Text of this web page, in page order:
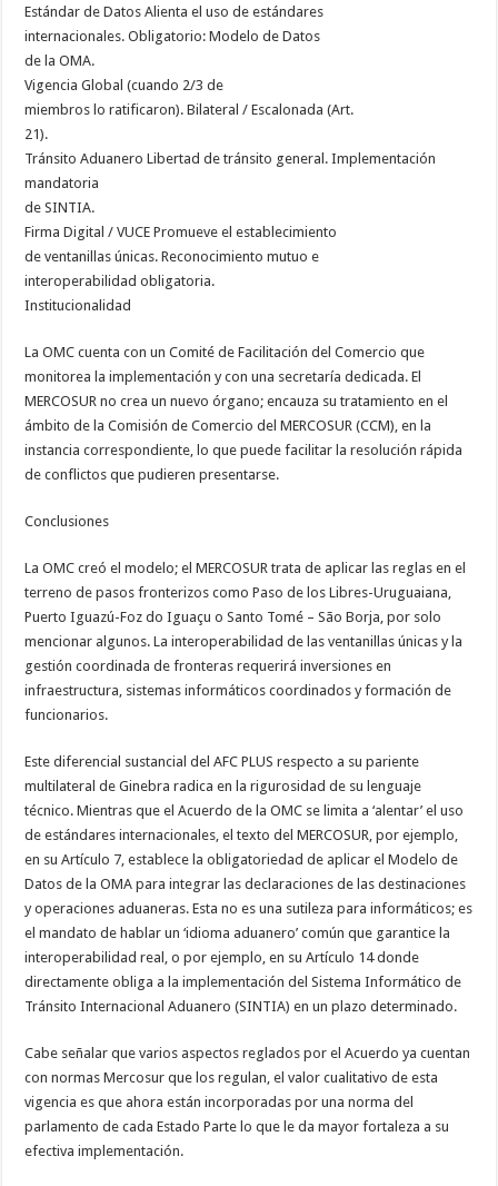
Estándar de Datos Alienta el uso de estándares
internacionales. Obligatorio: Modelo de Datos
de la OMA.
Vigencia Global (cuando 2/3 de
miembros lo ratificaron). Bilateral / Escalonada (Art.
21).
Tránsito Aduanero Libertad de tránsito general. Implementación
mandatoria
de SINTIA.
Firma Digital / VUCE Promueve el establecimiento
de ventanillas únicas. Reconocimiento mutuo e
interoperabilidad obligatoria.
Institucionalidad
La OMC cuenta con un Comité de Facilitación del Comercio que
monitorea la implementación y con una secretaría dedicada. El
MERCOSUR no crea un nuevo órgano; encauza su tratamiento en el
ámbito de la Comisión de Comercio del MERCOSUR (CCM), en la
instancia correspondiente, lo que puede facilitar la resolución rápida
de conflictos que pudieren presentarse.
Conclusiones
La OMC creó el modelo; el MERCOSUR trata de aplicar las reglas en el
terreno de pasos fronterizos como Paso de los Libres-Uruguaiana,
Puerto Iguazú-Foz do Iguaçu o Santo Tomé – São Borja, por solo
mencionar algunos. La interoperabilidad de las ventanillas únicas y la
gestión coordinada de fronteras requerirá inversiones en
infraestructura, sistemas informáticos coordinados y formación de
funcionarios.
Este diferencial sustancial del AFC PLUS respecto a su pariente
multilateral de Ginebra radica en la rigurosidad de su lenguaje
técnico. Mientras que el Acuerdo de la OMC se limita a ‘alentar’ el uso
de estándares internacionales, el texto del MERCOSUR, por ejemplo,
en su Artículo 7, establece la obligatoriedad de aplicar el Modelo de
Datos de la OMA para integrar las declaraciones de las destinaciones
y operaciones aduaneras. Esta no es una sutileza para informáticos; es
el mandato de hablar un ‘idioma aduanero’ común que garantice la
interoperabilidad real, o por ejemplo, en su Artículo 14 donde
directamente obliga a la implementación del Sistema Informático de
Tránsito Internacional Aduanero (SINTIA) en un plazo determinado.
Cabe señalar que varios aspectos reglados por el Acuerdo ya cuentan
con normas Mercosur que los regulan, el valor cualitativo de esta
vigencia es que ahora están incorporadas por una norma del
parlamento de cada Estado Parte lo que le da mayor fortaleza a su
efectiva implementación.